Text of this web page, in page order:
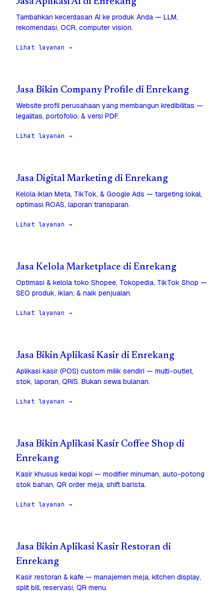
Tambahkan kecerdasan AI ke produk Anda — LLM,
rekomendasi, OCR, computer vision.
Lihat layanan →
Jasa Bikin Company Profile di Enrekang
Website profil perusahaan yang membangun kredibilitas —
legalitas, portofolio, & versi PDF.
Lihat layanan →
Jasa Digital Marketing di Enrekang
Kelola iklan Meta, TikTok, & Google Ads — targeting lokal,
optimasi ROAS, laporan transparan.
Lihat layanan →
Jasa Kelola Marketplace di Enrekang
Optimasi & kelola toko Shopee, Tokopedia, TikTok Shop —
SEO produk, iklan, & naik penjualan.
Lihat layanan →
Jasa Bikin Aplikasi Kasir di Enrekang
Aplikasi kasir (POS) custom milik sendiri — multi-outlet,
stok, laporan, QRIS. Bukan sewa bulanan.
Lihat layanan →
Jasa Bikin Aplikasi Kasir Coffee Shop di
Enrekang
Kasir khusus kedai kopi — modifier minuman, auto-potong
stok bahan, QR order meja, shift barista.
Lihat layanan →
Jasa Bikin Aplikasi Kasir Restoran di
Enrekang
Kasir restoran & kafe — manajemen meja, kitchen display,
split bill, reservasi, QR menu.